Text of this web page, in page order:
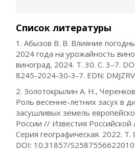
Список литературы
1. Абызов В. В. Влияние
2024 года на урожайность
виноград. 2024. Т. 30. С. 3–7.
8245-2024-30-3-7. EDN:
2. Золотокрылин А. Н.,
Роль весенне-летних засух в
засушливых земель
России // Известия Российской
Серия географическая. 2022.
DOI: 10.31857/